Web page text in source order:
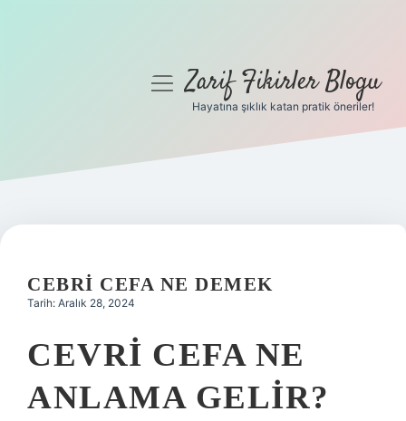
Gizlilik Politikası
Yasal Uyarı
menüyüZarif Fikirler Blogu
Hayatına şıklık katan pratik öneriler!
CEBRI CEFA NE DEMEK
Tarih: Aralık 28, 2024
CEVRI CEFA NE
ANLAMA GELIR?